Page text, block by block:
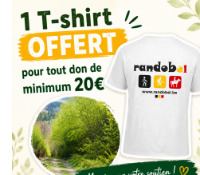
MEMBRES
SE CONNECTER
INSCRIPTION GRATUITE
MOT DE PASSE OUBLIÉ